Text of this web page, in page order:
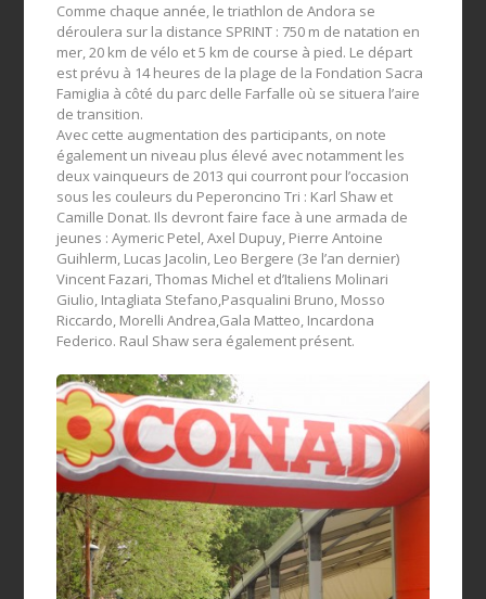
Comme chaque année, le triathlon de Andora se
déroulera sur la distance SPRINT : 750 m de natation en
mer, 20 km de vélo et 5 km de course à pied. Le départ
est prévu à 14 heures de la plage de la Fondation Sacra
Famiglia à côté du parc delle Farfalle où se situera l’aire
de transition.
Avec cette augmentation des participants, on note
également un niveau plus élevé avec notamment les
deux vainqueurs de 2013 qui courront pour l’occasion
sous les couleurs du Peperoncino Tri : Karl Shaw et
Camille Donat. Ils devront faire face à une armada de
jeunes : Aymeric Petel, Axel Dupuy, Pierre Antoine
Guihlerm, Lucas Jacolin, Leo Bergere (3e l’an dernier)
Vincent Fazari, Thomas Michel et d’Italiens Molinari
Giulio, Intagliata Stefano,Pasqualini Bruno, Mosso
Riccardo, Morelli Andrea,Gala Matteo, Incardona
Federico. Raul Shaw sera également présent.